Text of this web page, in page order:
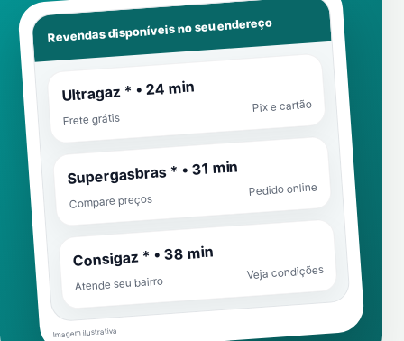
Revendas disponíveis no seu endereço
Ultragaz * • 24 min
Frete grátis
Pix e cartão
Supergasbras * • 31 min
Compare preços
Pedido online
Consigaz * • 38 min
Atende seu bairro
Veja condições
Imagem ilustrativa